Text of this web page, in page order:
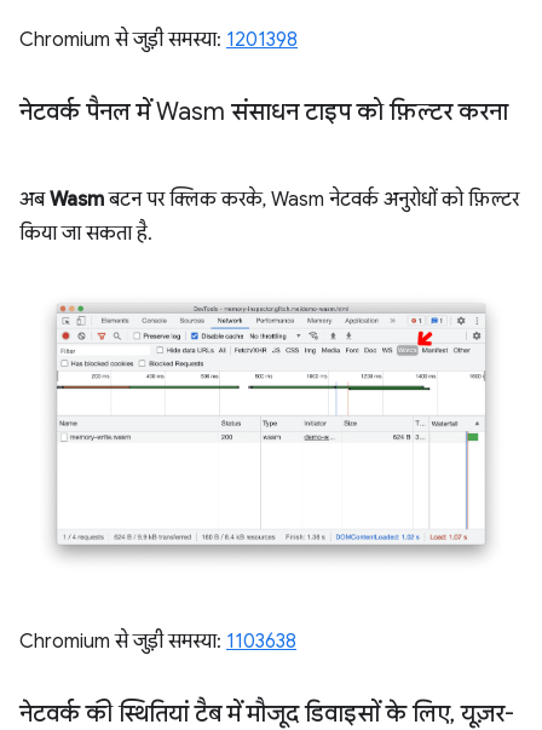
Chromium से जुड़ी समस्या: 1201398
नेटवर्क पैनल में Wasm संसाधन टाइप को फ़िल्टर करना
अबWasmबटन पर क्लिक करके, Wasm नेटवर्क अनुरोधों को फ़िल्टर
किया जा सकता है.
Chromium से जुड़ी समस्या: 1103638
नेटवर्क की स्थितियां टैब में मौजूद डिवाइसों के लिए, यूज़र-